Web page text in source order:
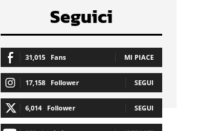
Seguici
31,015 Fans MI PIACE
17,158 Follower SEGUI
6,014 Follower SEGUI